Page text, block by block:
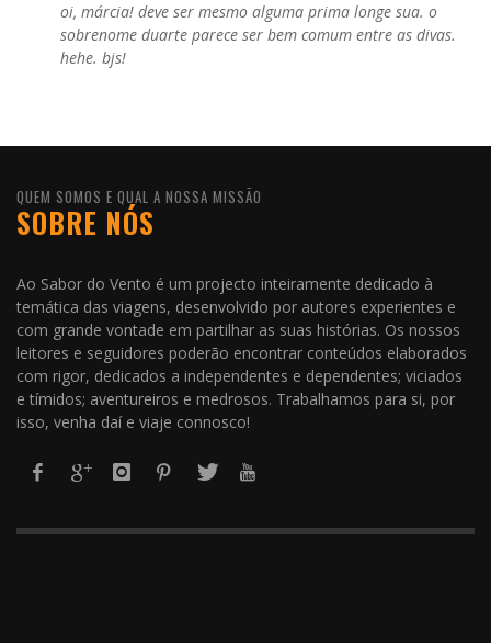
oi, márcia! deve ser mesmo alguma prima longe sua. o
sobrenome duarte parece ser bem comum entre as divas.
hehe. bjs!
QUEM SOMOS E QUAL A NOSSA MISSÃO
SOBRE NÓS
Ao Sabor do Vento é um projecto inteiramente dedicado à
temática das viagens, desenvolvido por autores experientes e
com grande vontade em partilhar as suas histórias. Os nossos
leitores e seguidores poderão encontrar conteúdos elaborados
com rigor, dedicados a independentes e dependentes; viciados
e tímidos; aventureiros e medrosos. Trabalhamos para si, por
isso, venha daí e viaje connosco!